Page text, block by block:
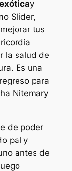
y
Slider,
tus
la salud de
Es una
para
Nitemary
de poder
pal y
antes de